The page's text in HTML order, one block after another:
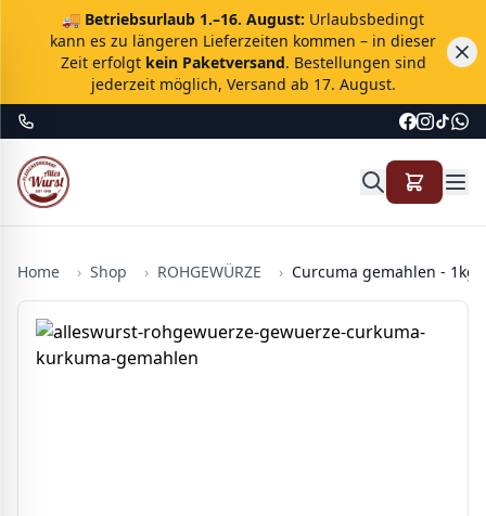
🚚 Betriebsurlaub 1.–16. August: Urlaubsbedingt
kann es zu längeren Lieferzeiten kommen – in dieser
Zeit erfolgt kein Paketversand. Bestellungen sind
jederzeit möglich, Versand ab 17. August.
Home › Shop › ROHGEWÜRZE › Curcuma gemahlen - 1kg